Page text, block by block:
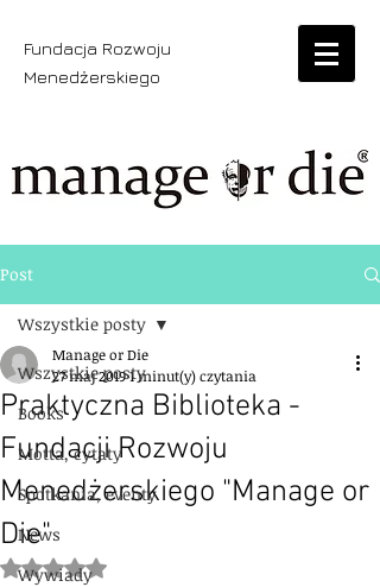
Fundacja Rozwoju
Menedżerskiego
Post
Wszystkie posty
Books
Motta, cytaty
Spotkania, eventy
News
Wywiady
Wszystkie posty
Praktyczna Biblioteka -
Fundacji Rozwoju
Menedżerskiego "Manage or
Die"
Manage or Die
27 maj 20191 minut(y) czytania
Oceniono na NaN z 5 gwiazdek.